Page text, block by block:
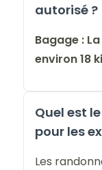
autorisé ?
Bagage :
environ 18
Quel est
pour les
Les